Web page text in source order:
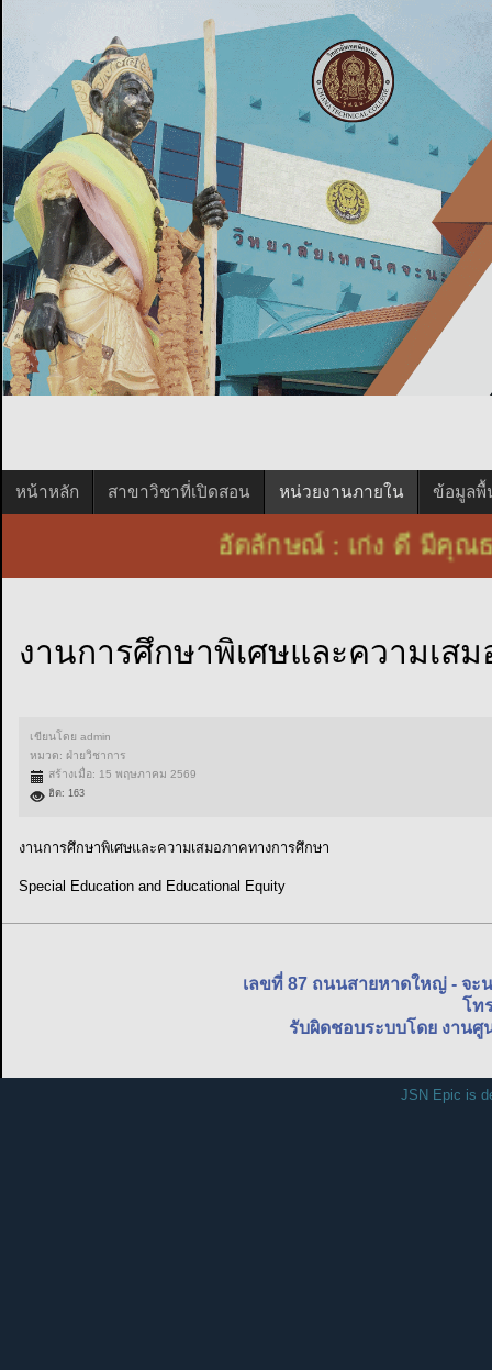
หน้าหลัก สาขาวิชาที่เปิดสอน หน่วยงานภายใน ข้อมูลพื้
อัตลักษณ์ : เก่ง ดี มี
งานการศึกษาพิเศษและความเส
เขียนโดยadmin
หมวด: ฝ่ายวิชาการ
สร้างเมื่อ: 15 พฤษภาคม 2569
ฮิต: 163
งานการศึกษาพิเศษและความเสมอภาคทางการศึกษา
Special Education and Educational Equity
เลขที่ 87 ถนนสายหาดใหญ่ - จ
โท
รับผิดชอบระบบโดย งาน
JSN Epic is